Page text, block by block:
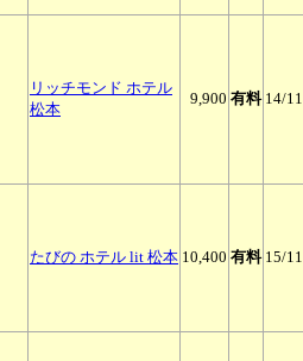
リッチモンド ホテル
松本
9,900 有料 14/11
たびの ホテル lit 松本 10,400 有料 15/11